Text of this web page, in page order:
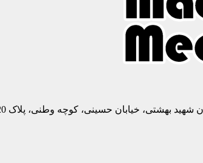
بهشتی، خیابان حسینی، کوچه وطنی، پلاک 20، طبقه 4